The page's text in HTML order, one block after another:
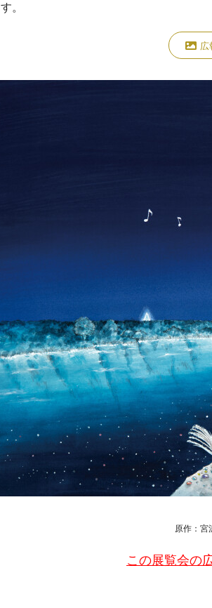
。
広
原作：
この展覧会の